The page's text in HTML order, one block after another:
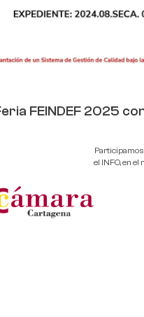
FEINDEF 2025
Participamos
el INFO, en